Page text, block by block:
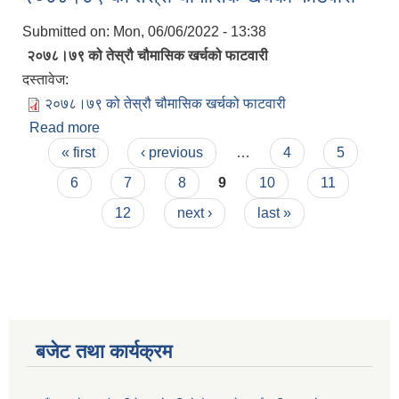
Submitted on: Mon, 06/06/2022 - 13:38
२०७८।७९ को तेस्रौ चौमासिक खर्चको फाटवारी
दस्तावेज:
२०७८।७९ को तेस्रौ चौमासिक खर्चको फाटवारी
Read more
Pages
« first ‹ previous … 4
5
6
7 8 9 10
11
12
next › last »
बजेट तथा कार्यक्रम